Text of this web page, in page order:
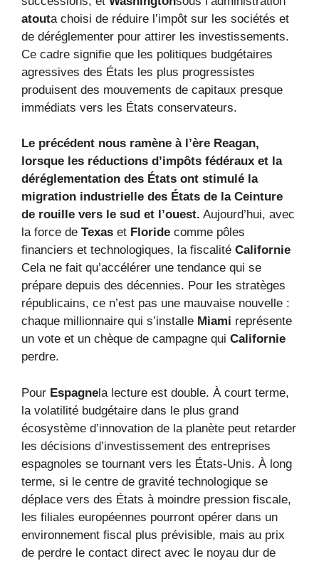
atouta choisi de réduire l’impôt sur les sociétés et
de déréglementer pour attirer les investissements.
Ce cadre signifie que les politiques budgétaires
agressives des États les plus progressistes
produisent des mouvements de capitaux presque
immédiats vers les États conservateurs.
Le précédent nous ramène à l’ère Reagan,
lorsque les réductions d’impôts fédéraux et la
déréglementation des États ont stimulé la
migration industrielle des États de la Ceinture
de rouille vers le sud et l’ouest. Aujourd’hui, avec
la force de Texas et Floride comme pôles
financiers et technologiques, la fiscalité Californie
Cela ne fait qu’accélérer une tendance qui se
prépare depuis des décennies. Pour les stratèges
républicains, ce n’est pas une mauvaise nouvelle :
chaque millionnaire qui s’installe Miami représente
un vote et un chèque de campagne qui Californie
perdre.
Pour Espagnela lecture est double. À court terme,
la volatilité budgétaire dans le plus grand
écosystème d’innovation de la planète peut retarder
les décisions d’investissement des entreprises
espagnoles se tournant vers les États-Unis. À long
terme, si le centre de gravité technologique se
déplace vers des États à moindre pression fiscale,
les filiales européennes pourront opérer dans un
environnement fiscal plus prévisible, mais au prix
de perdre le contact direct avec le noyau dur de